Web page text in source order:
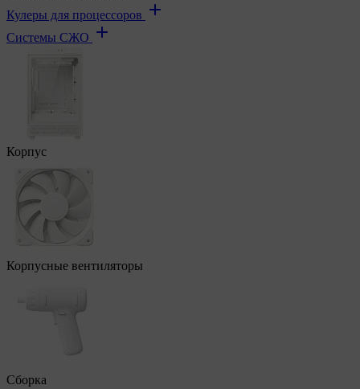
Кулеры для процессоров
Системы СЖО
Корпус
Корпусные вентиляторы
Сборка